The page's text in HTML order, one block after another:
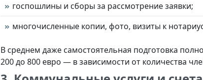
госпошлины и сборы за рассмотрение заявки;
многочисленные копии, фото, визиты к
В среднем даже самостоятельная подготовка
200 до 800 евро — в зависимости от количества